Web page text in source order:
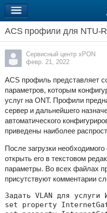
ACS профили для NTU-
Сервисный центр xPON
февр. 21, 2022
ACS профиль представляет
параметров, которым
услуг на ONT. Профили
сервер и дальнейшего
автоматического
приведены наиболее
После загрузки
открыть его в текстовом
параметры. Во всех файлах
присутствуют комментарии
Задать VLAN для услуги
set property